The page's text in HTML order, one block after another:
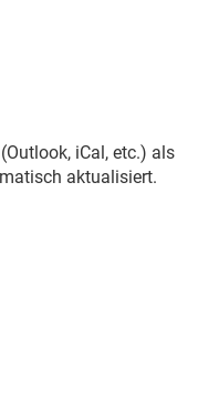
iCal, etc.) als
aktualisiert.